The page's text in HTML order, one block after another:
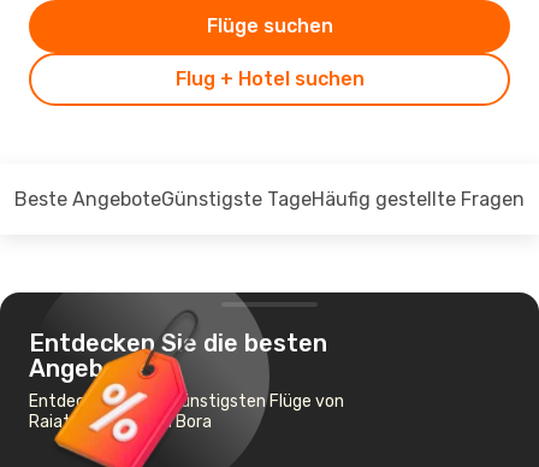
Flug + Hotel suchen
Flüge suchen
Beste AngeboteGünstigste TageHäufig gestellte Fragen
Entdecken Sie die besten
Angebote
Entdecken Sie die günstigsten Flüge von
Raiatea nach Bora Bora